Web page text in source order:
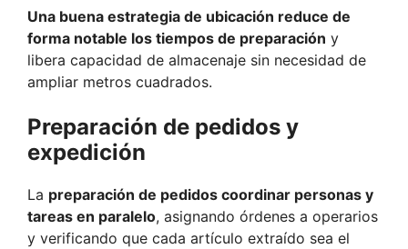
Una buena estrategia de ubicación reduce de
forma notable los tiempos de preparación y
libera capacidad de almacenaje sin necesidad de
ampliar metros cuadrados.
Preparación de pedidos y
expedición
La preparación de pedidos coordinar personas y
tareas en paralelo, asignando órdenes a operarios
y verificando que cada artículo extraído sea el